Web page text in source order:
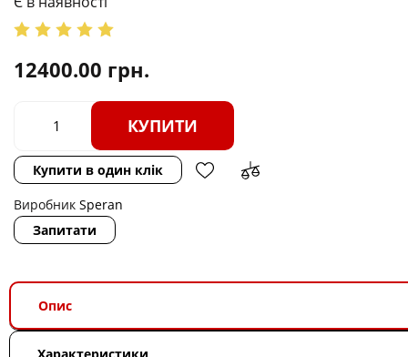
12400.00 грн.
КУПИТИ
Купити в один клік
Виробник Speran
Запитати
Опис